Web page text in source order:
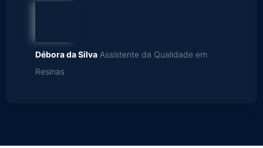
Débora da Silva Assistente da Qualidade em
Resinas